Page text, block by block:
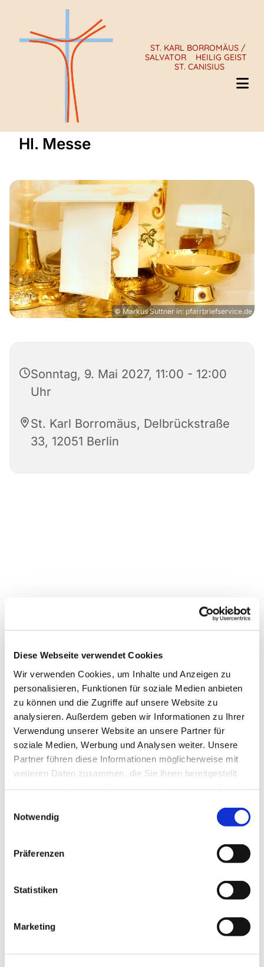
Diese Webseite verwendet Cookies
Wir verwenden Cookies, um Inhalte und Anzeigen zu
personalisieren, Funktionen für soziale Medien anbieten
zu können und die Zugriffe auf unsere Website zu
analysieren. Außerdem geben wir Informationen zu Ihrer
Verwendung unserer Website an unsere Partner für
soziale Medien, Werbung und Analysen weiter. Unsere
Partner führen diese Informationen möglicherweise mit
weiteren Daten zusammen, die Sie ihnen bereitgestellt
Notwendig
Präferenzen
Statistiken
Marketing
ST. KARL BORROMÄUS /
SALVATOR
HEILIG GEIST
ST. CANISIUS
Hl. Messe
© Markus Suttner in: pfarrbriefservice.de
Sonntag, 9. Mai 2027, 11:00 - 12:00
Uhr
St. Karl Borromäus, Delbrückstraße
33, 12051 Berlin
Dies könnte Sie auch
interessieren